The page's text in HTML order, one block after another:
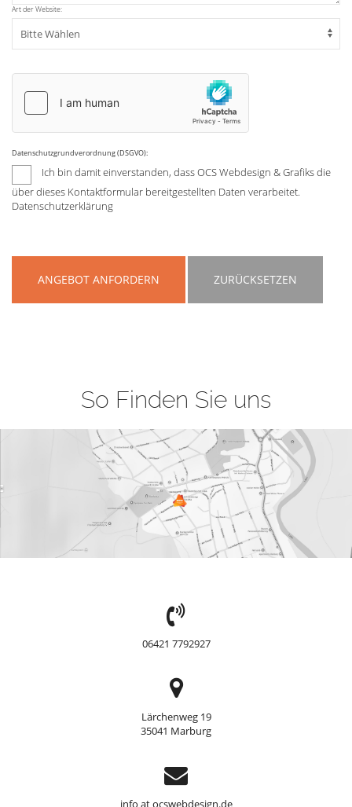
Art der Website:
Datenschutzgrundverordnung (DSGVO):
Ich bin damit einverstanden, dass OCS Webdesign & Grafiks die
über dieses Kontaktformular bereitgestellten Daten verarbeitet.
Datenschutzerklärung
ANGEBOT ANFORDERN ZURÜCKSETZEN
So Finden Sie uns
TEL:
06421 7792927
Adresse
Lärchenweg 19
35041 Marburg
Support
info at ocswebdesign.de